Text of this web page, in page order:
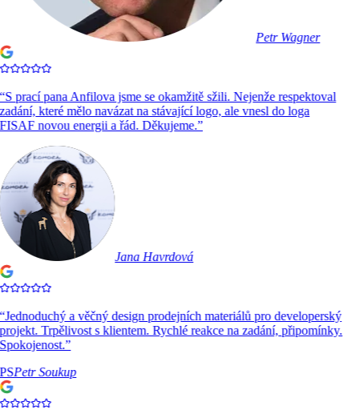
Petr Wagner
S prací pana Anfilova jsme se okamžitě sžili. Nejenže respektoval
které mělo navázat na stávající logo, ale vnesl do loga
novou energii a řád. Děkujeme.”
Jana Havrdová
Jednoduchý a věčný design prodejních materiálů pro developerský
Trpělivost s klientem. Rychlé reakce na zadání, připomínky.
”
Petr Soukup